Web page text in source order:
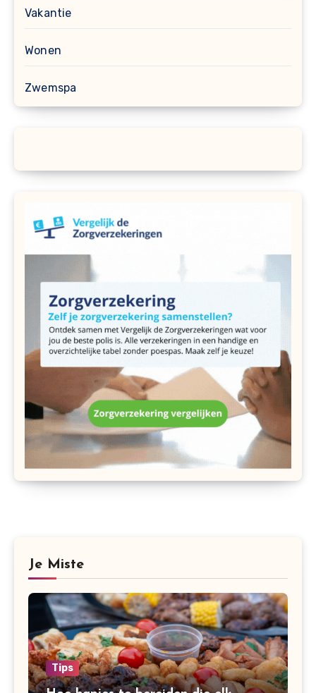
Vakantie
Wonen
Zwemspa
Je Miste
Tips